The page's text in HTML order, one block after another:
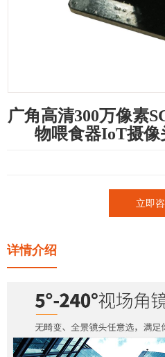
广角高清300万像素
物喂食器IoT摄
立即
详情介绍